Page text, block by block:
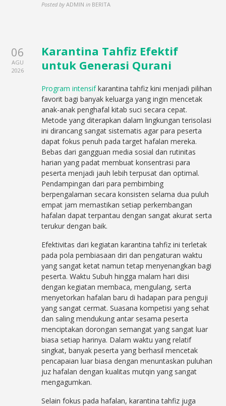
Posted by ADMIN in BERITA
06
AGU
2026
Karantina Tahfiz Efektif
untuk Generasi Qurani
Program intensifkarantina tahfiz kini menjadi pilihan
favorit bagi banyak keluarga yang ingin mencetak
anak-anak penghafal kitab suci secara cepat.
Metode yang diterapkan dalam lingkungan terisolasi
ini dirancang sangat sistematis agar para peserta
dapat fokus penuh pada target hafalan mereka.
Bebas dari gangguan media sosial dan rutinitas
harian yang padat membuat konsentrasi para
peserta menjadi jauh lebih terpusat dan optimal.
Pendampingan dari para pembimbing
berpengalaman secara konsisten selama dua puluh
empat jam memastikan setiap perkembangan
hafalan dapat terpantau dengan sangat akurat serta
terukur dengan baik.
Efektivitas dari kegiatan karantina tahfiz ini terletak
pada pola pembiasaan diri dan pengaturan waktu
yang sangat ketat namun tetap menyenangkan bagi
peserta. Waktu Subuh hingga malam hari diisi
dengan kegiatan membaca, mengulang, serta
menyetorkan hafalan baru di hadapan para penguji
yang sangat cermat. Suasana kompetisi yang sehat
dan saling mendukung antar sesama peserta
menciptakan dorongan semangat yang sangat luar
biasa setiap harinya. Dalam waktu yang relatif
singkat, banyak peserta yang berhasil mencetak
pencapaian luar biasa dengan menuntaskan puluhan
juz hafalan dengan kualitas mutqin yang sangat
mengagumkan.
Selain fokus pada hafalan, karantina tahfiz juga